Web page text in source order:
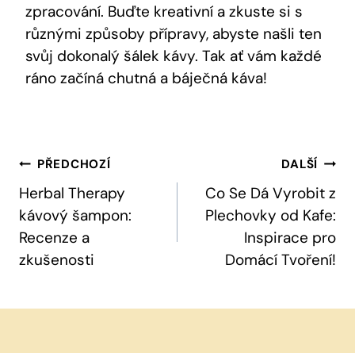
zpracování. Buďte kreativní a zkuste si s
různými způsoby přípravy, abyste našli ten
svůj dokonalý šálek kávy. Tak ať vám každé
ráno začíná chutná a báječná káva!
Navigace
Pro
Příspěvek
PŘEDCHOZÍ
Herbal Therapy
kávový šampon:
Recenze a
zkušenosti
DALŠÍ
Co Se Dá Vyrobit z
Plechovky od Kafe:
Inspirace pro
Domácí Tvoření!